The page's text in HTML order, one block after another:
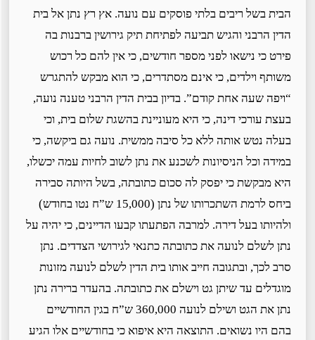
הבית בשל ריבים בלתי פוסקים עם נועה. אץ רץ נתן אל בית
הדין הרבני והגיש תביעה לפתיחת תיק גירושין ברבנות בה
פירט כי נישאו לפני מספר חודשים, כי אין להם כל רכוש
משותף וילדים, כי אינם מסתדרים, כי הוא מבקש להתגרש
“ויפה שעה אחת קודם”. בדיון בבית הדין הרבני טענה נועה,
בעצת עורכי דינה, כי היא מעוניינת בהשגת שלום בית, וכי
בעלה נטש אותה ללא כל סיבה ממשית. נועה גם ביקשה, כי
במידה וכל הניסיונות לשכנע את נתן לשוב לחיות עמה יכשלו,
היא מבקשת כי יפסק לה סכום כתובתה, בשל היותה סבירה
ביחס לרמת השתכרותו של נתן (15,000 ש”ח נטו בחודש)
ולהיותו בעל דירה. למרבה הפתעתו קבעו הדיינים, כי יהיה על
נתן לשלם לנועה את כתובתה כתנאי לגירושי הצדדים. נתן
סרב לכך, ובתגובה חייב אותו בית הדין לשלם לנועה מזונות
מוגדלים עד שיתן גט וישלם את כתובתה. בהעדר ברירה נתן
נתן את הגט ושילם לנועה 360,000 ש”ח בגין החודשיים
בהם היו נשואים. התוצאה היא איפוא כי בחודשיים אלו הגיע